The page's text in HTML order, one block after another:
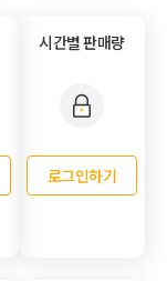
시간별 판매량
로그인하기